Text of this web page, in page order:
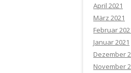
April 2021
März 2021
Februar
Januar 2021
Dezember
November